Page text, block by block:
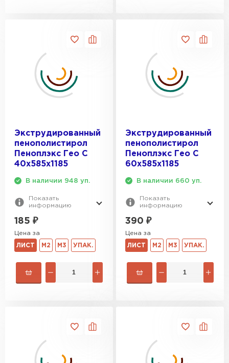
Экструдированный
пенополистирол
Пеноплэкс Гео С
40х585х1185
В наличии 948 уп.
Показать
информацию
185 ₽
Цена за
ЛИСТ М2 М3 УПАК.
Экструдированный
пенополистирол
Пеноплэкс Гео С
60х585х1185
В наличии 660 уп.
Показать
информацию
390 ₽
Цена за
ЛИСТ М2 М3 УПАК.